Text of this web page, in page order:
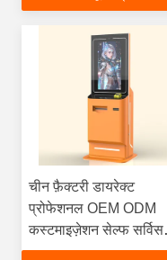
चीन फ़ैक्टरी डायरेक्ट
प्रोफेशनल OEM ODM
कस्टमाइज़ेशन सेल्फ सर्विस
कियोस्क निर्माता